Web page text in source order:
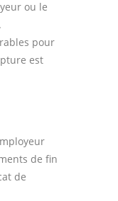
ou le
pour
est
de fin
de